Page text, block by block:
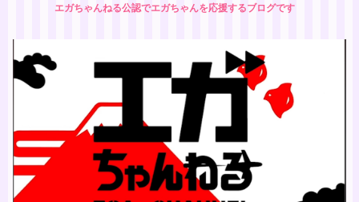
エガちゃんねる公認でエガちゃんを応援するブログです